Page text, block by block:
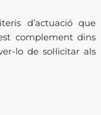
d’actuació que
complement dins
lo de sol·licitar als